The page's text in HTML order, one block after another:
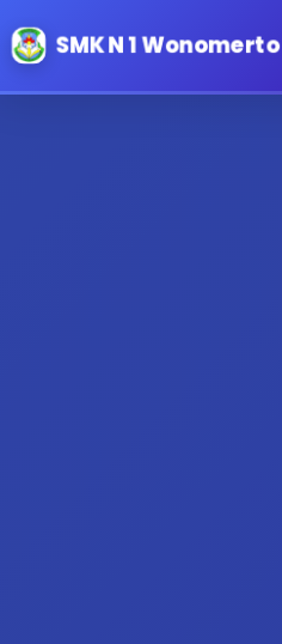
SMK N 1 Wonomerto